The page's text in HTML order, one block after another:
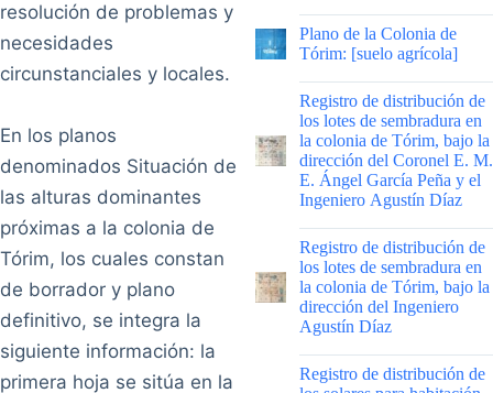
resolución de problemas y
necesidades
circunstanciales y locales.
En los planos
denominados Situación de
las alturas dominantes
próximas a la colonia de
Tórim, los cuales constan
de borrador y plano
definitivo, se integra la
siguiente información: la
primera hoja se sitúa en la
|
Plano de la Colonia de
Tórim: [suelo agrícola]
|
Registro de distribución de
los lotes de sembradura en
la colonia de Tórim, bajo la
dirección del Coronel E. M.
E. Ángel García Peña y el
Ingeniero Agustín Díaz
|
Registro de distribución de
los lotes de sembradura en
la colonia de Tórim, bajo la
dirección del Ingeniero
Agustín Díaz
|
Registro de distribución de